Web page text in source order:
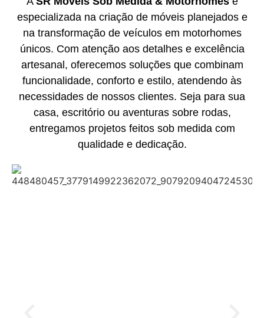
especializada na criação de móveis planejados e
na transformação de veículos em motorhomes
únicos. Com atenção aos detalhes e excelência
artesanal, oferecemos soluções que combinam
funcionalidade, conforto e estilo, atendendo às
necessidades de nossos clientes. Seja para sua
casa, escritório ou aventuras sobre rodas,
entregamos projetos feitos sob medida com
qualidade e dedicação.